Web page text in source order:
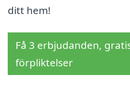
ditt hem!
Få 3 erbjudanden,
förpliktelser